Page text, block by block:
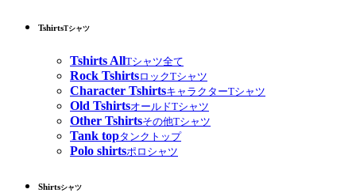
TshirtsTシャツ
Tshirts AllTシャツ全て
Rock TshirtsロックTシャツ
Character TshirtsキャラクターTシャツ
Old TshirtsオールドTシャツ
Other Tshirtsその他Tシャツ
Tank topタンクトップ
Polo shirtsポロシャツ
Shirtsシャツ